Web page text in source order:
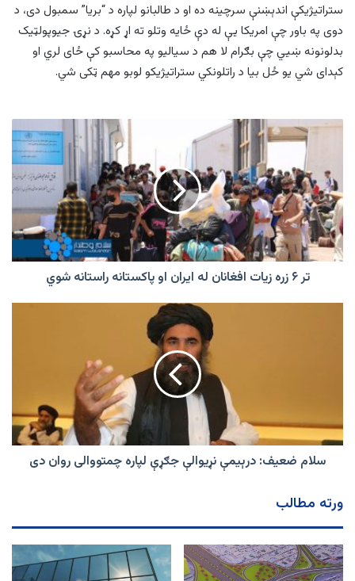
ستراتیژیکې اندېښنې سرچینه ده او د طالبانو لپاره د “بریا” سمبول دی، د
دوی په باور چې امریکا یې له دې ځایه وتلو ته اړ کړه. د نړۍ جیوپولټیک
بدلونونه ښيي چې بګرام لا هم د سیالیو په محاسبو کې ځای لري او
کېدای شي یو ځل بیا د راتلونکي ستراتیژیکو لوبو مهم ټکی شي.
تر
زیات
افغانان
له
ایران
او
پاکستانه
تر ۶ زره زیات افغانان له ایران او پاکستانه راستانه شوي
سلام ضعیف: درېیمې نړیوالې جګړې لپاره چمتووالی روان دی
ورته مطالب